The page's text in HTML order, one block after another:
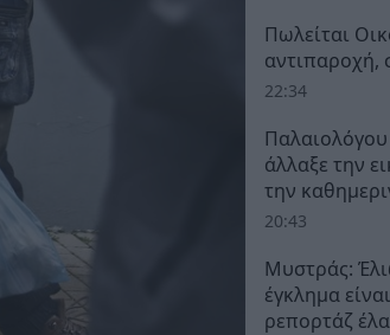
Πωλείται
αντιπαροχή,
22:34
άλλαξε την
την
20:43
Μυστράς:
έγκλημα
ρεπορτάζ